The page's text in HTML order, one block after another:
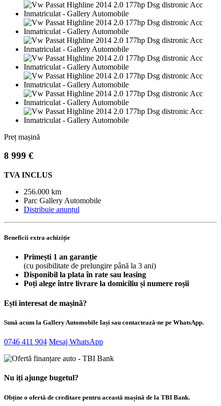
Preț mașină
8 999 €
TVA INCLUS
256.000 km
Parc Gallery Automobile
Distribuie anunțul
Beneficii extra achiziție
Primești 1 an garanție
(cu posibilitate de prelungire până la 3 ani)
Disponibil la plata în rate sau leasing
Poți alege între livrare la domiciliu și numere roșii
Ești interesat de mașină?
Sună acum la Gallery Automobile Iași sau contactează-ne pe WhatsApp.
0746 411 904 Mesaj WhatsApp
Nu iți ajunge bugetul?
Obține o ofertă de creditare pentru această mașină de la TBI Bank.